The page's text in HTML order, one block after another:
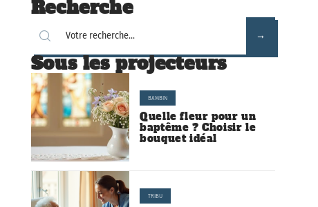
Recherche
Sous les projecteurs
BAMBIN
Quelle fleur pour un
baptême ? Choisir le
bouquet idéal
TRIBU